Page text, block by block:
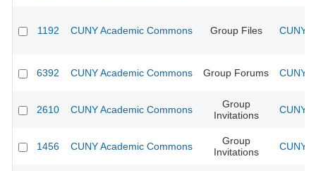
1192 CUNY Academic Commons Group Files CUNY
6392 CUNY Academic Commons Group Forums CUNY
2610 CUNY Academic Commons
Group
Invitations
CUNY
1456 CUNY Academic Commons
Group
Invitations
CUNY